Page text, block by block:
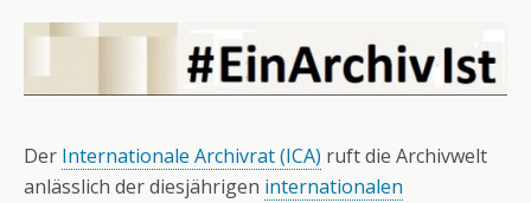
Der Internationale Archivrat (ICA) ruft die Archivwelt
anlässlich der diesjährigen internationalen